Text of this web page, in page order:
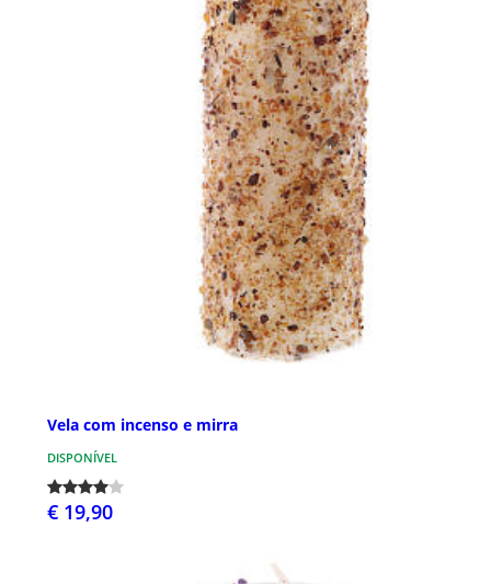
Vela com incenso e mirra
DISPONÍVEL
€ 19,90